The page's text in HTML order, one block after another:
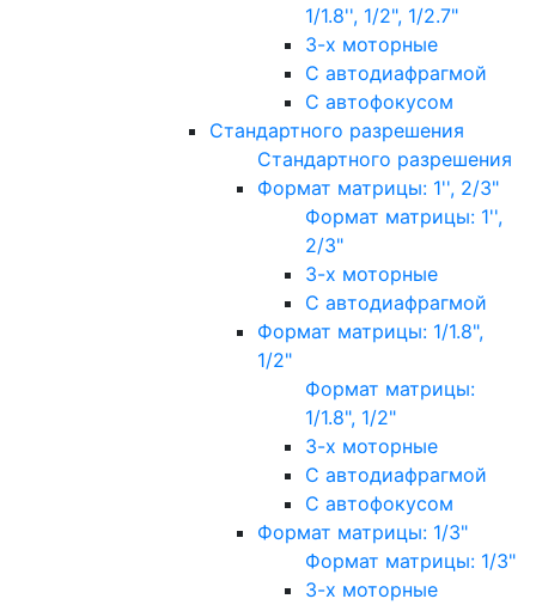
1/1.8'', 1/2", 1/2.7"
3-х моторные
С автодиафрагмой
С автофокусом
Стандартного разрешения
Стандартного разрешения
Формат матрицы: 1'', 2/3"
Формат матрицы: 1'',
2/3"
3-х моторные
С автодиафрагмой
Формат матрицы: 1/1.8",
1/2"
Формат матрицы:
1/1.8", 1/2"
3-х моторные
С автодиафрагмой
С автофокусом
Формат матрицы: 1/3"
Формат матрицы: 1/3"
3-х моторные